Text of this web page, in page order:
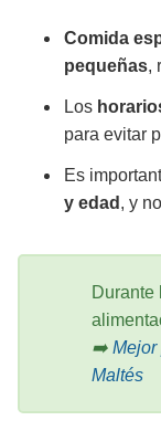
Comida
pequeñas,
Los
para evitar
Es
y edad , y
Durante
➡️ Mejor
Maltés